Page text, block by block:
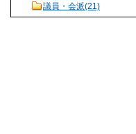
議員・会派(21)